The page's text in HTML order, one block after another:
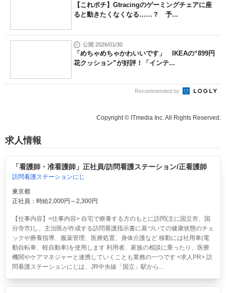
【これポチ】Gtracingのゲーミングチェアに座
ると動きたくなくなる……？ 予...
公開 2026/01/30
「めちゃめちゃかわいいです」 IKEAの“899円
花クッション”が好評！「インテ...
Recommended by
Copyright © ITmedia Inc. All Rights Reserved.
求人情報
「看護師・准看護師」正社員/訪問看護ステーション/正看護師
訪問看護ステーションにじ
東京都
正社員：時給2,000円～2,300円
【仕事内容】<仕事内容> 自宅で療養する方のもとに訪問(主に国立市、国
分寺市)し、主治医が作成する訪問看護指示書に基づいての健康状態のチェ
ックや療養指導、服薬管理、医療処置、身体介護など 移動には社用車(電
動自転車、軽自動車)を使用します 利用者、家族の相談に乗ったり、医療
機関やケアマネジャーと連携していくことも業務の一つです <求人PR> 訪
問看護ステーションにじは、JR中央線「国立」駅から...